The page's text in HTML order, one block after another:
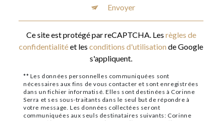
Envoyer
Ce site est protégé par reCAPTCHA. Les règles de
confidentialitéet les conditions d'utilisation de Google
s'appliquent.
** Les données personnelles communiquées sont
nécessaires aux fins de vous contacter et sont enregistrées
dans un fichier informatisé. Elles sont destinées à Corinne
Serra et ses sous-traitants dans le seul but de répondre à
votre message. Les données collectées seront
communiquées aux seuls destinataires suivants: Corinne